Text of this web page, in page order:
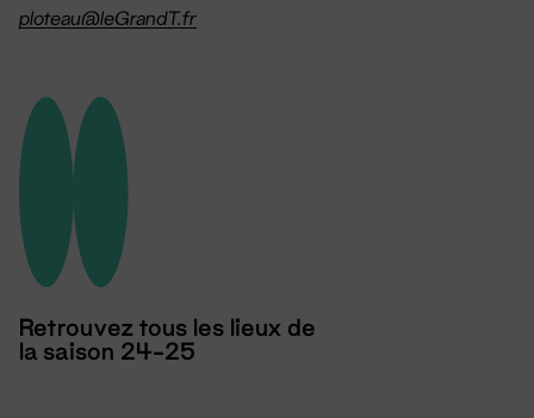
ploteau@leGrandT.fr
Retrouvez tous les lieux de
la saison 24-25